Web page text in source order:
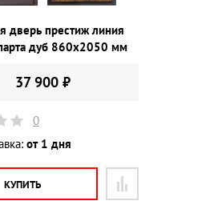
дверь престиж линия
дуб 860х2050 мм
37 900 ₽
0
от 1 дня
КУПИТЬ